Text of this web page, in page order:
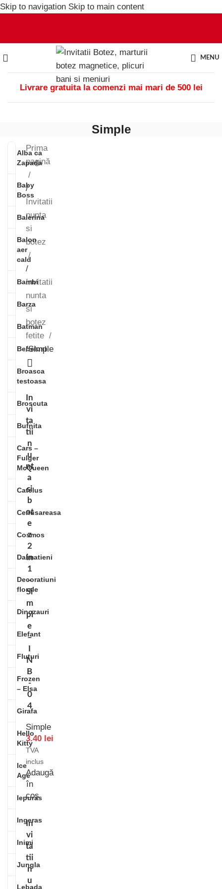
Skip to navigation Skip to main content
MENU
Livrare gratuita la comenzi mai mari de 500 lei
Simple
Alba ca
Zapada
Baby
Boss
Balerina
Balon
aer
cald
Bambi
Barza
Batman
Bebelusi
Broasca
testoasa
Broscuta
Bufnita
Cars –
Fulger
McQueen
Catelus
Cenusareasa
Cosmos
Dalmatieni
Decoratiuni
florale
Dinozauri
Elefant
Fluturi
Frozen
– Elsa
Girafa
Hello
Kitty
Ice
Age
Iepuras
Ingeras
Inimi
Jungla
Lebada
Prima
pagină
/
Invitatii
nunta
si
botez
/
Invitatii
nunta
si
botez
fetite
/Simple
In
vi
ta
tii
n
u
nt
a
si
b
ot
e
z
2
in
1
–
Si
m
pl
e
–
N
B
-
0
4
Simple
3.40 lei
TVA
inclus
Adaugă
în
coș
In
vi
ta
tii
n
u